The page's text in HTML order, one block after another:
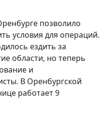
позволило
условия для операций.
ездить за
области, но теперь
и
В Оренбургской
работает 9